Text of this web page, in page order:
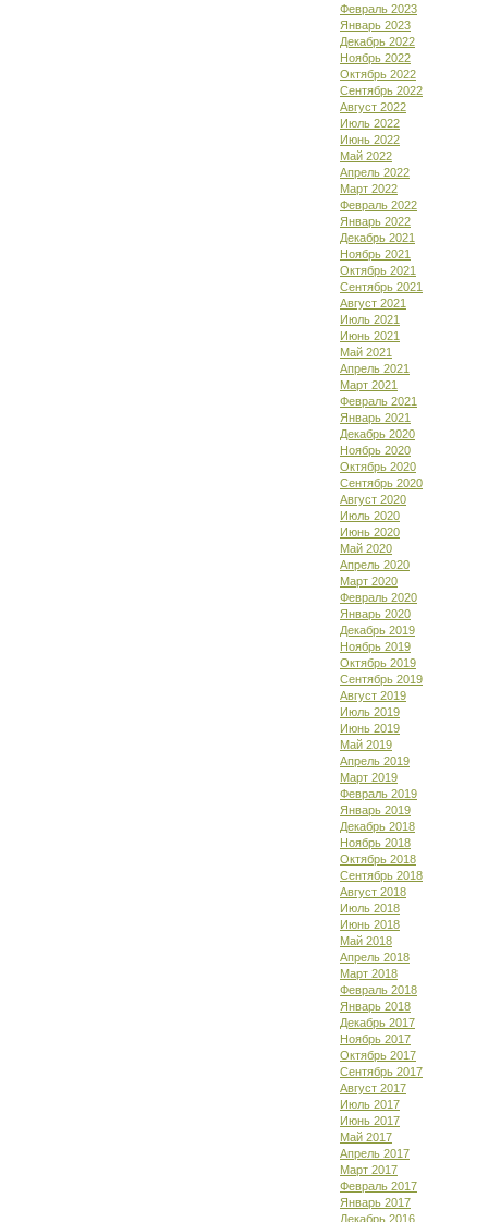
Февраль 2023
Январь 2023
Декабрь 2022
Ноябрь 2022
Октябрь 2022
Сентябрь 2022
Август 2022
Июль 2022
Июнь 2022
Май 2022
Апрель 2022
Март 2022
Февраль 2022
Январь 2022
Декабрь 2021
Ноябрь 2021
Октябрь 2021
Сентябрь 2021
Август 2021
Июль 2021
Июнь 2021
Май 2021
Апрель 2021
Март 2021
Февраль 2021
Январь 2021
Декабрь 2020
Ноябрь 2020
Октябрь 2020
Сентябрь 2020
Август 2020
Июль 2020
Июнь 2020
Май 2020
Апрель 2020
Март 2020
Февраль 2020
Январь 2020
Декабрь 2019
Ноябрь 2019
Октябрь 2019
Сентябрь 2019
Август 2019
Июль 2019
Июнь 2019
Май 2019
Апрель 2019
Март 2019
Февраль 2019
Январь 2019
Декабрь 2018
Ноябрь 2018
Октябрь 2018
Сентябрь 2018
Август 2018
Июль 2018
Июнь 2018
Май 2018
Апрель 2018
Март 2018
Февраль 2018
Январь 2018
Декабрь 2017
Ноябрь 2017
Октябрь 2017
Сентябрь 2017
Август 2017
Июль 2017
Июнь 2017
Май 2017
Апрель 2017
Март 2017
Февраль 2017
Январь 2017
Декабрь 2016